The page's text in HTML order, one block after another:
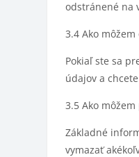
odstránené na
3.4 Ako
Pokiaľ ste sa
údajov a
3.5 Ako
Základné
vymazať